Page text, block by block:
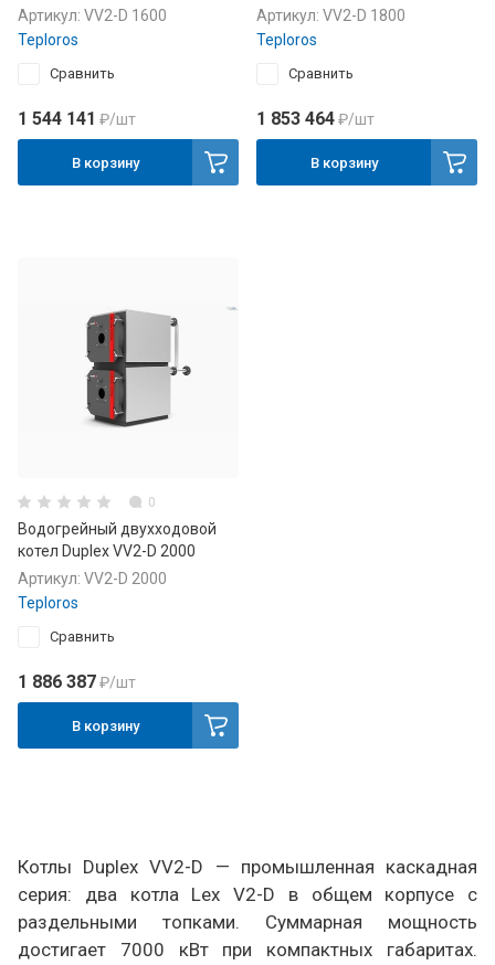
Артикул: VV2-D 1600
Teploros
Сравнить
1 544 141 ₽/шт
В корзину
Артикул: VV2-D 1800
Teploros
Сравнить
1 853 464₽/шт
В корзину
0
Водогрейный двухходовой
котел Duplex VV2-D 2000
Артикул: VV2-D 2000
Teploros
Сравнить
1 886 387₽/шт
В корзину
Котлы Duplex VV2-D — промышленная каскадная
серия: два котла Lex V2-D в общем корпусе с
раздельными топками. Суммарная мощность
достигает 7000 кВт при компактных габаритах.